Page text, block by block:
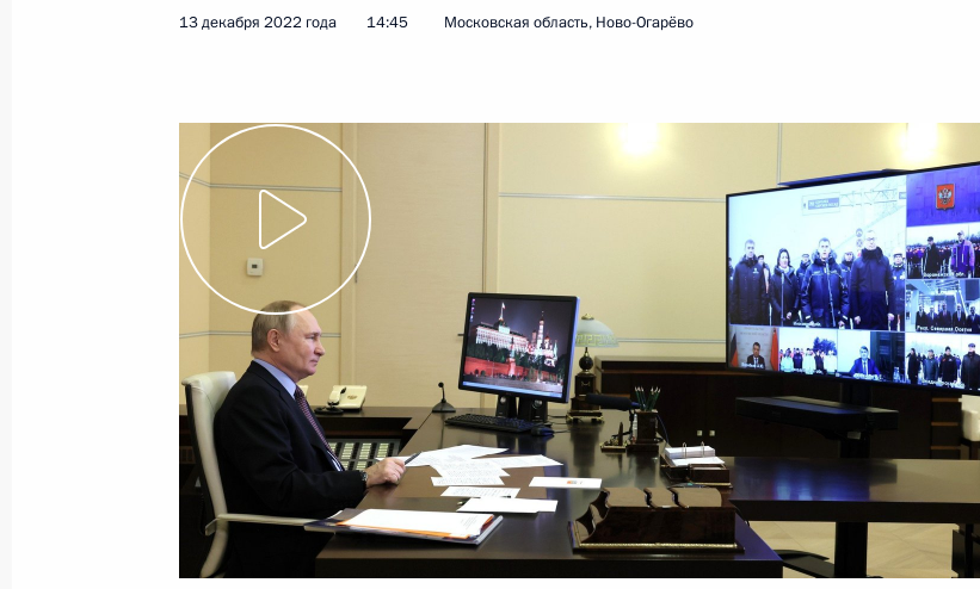
2 февраля 2023 года, четверг
Торжественный концерт по случаю 80-й годовщины разгрома
немецко-фашистских войск в Сталинградской битве
2 февраля 2023 года, 17:35 Волгоград
1
12 января 2023 года, четверг
Поздравление по случаю Дня работника прокуратуры
12 января 2023 года, 00:00
1
13 декабря 2022 года 14:45 Московская область, Ново-Огарёво